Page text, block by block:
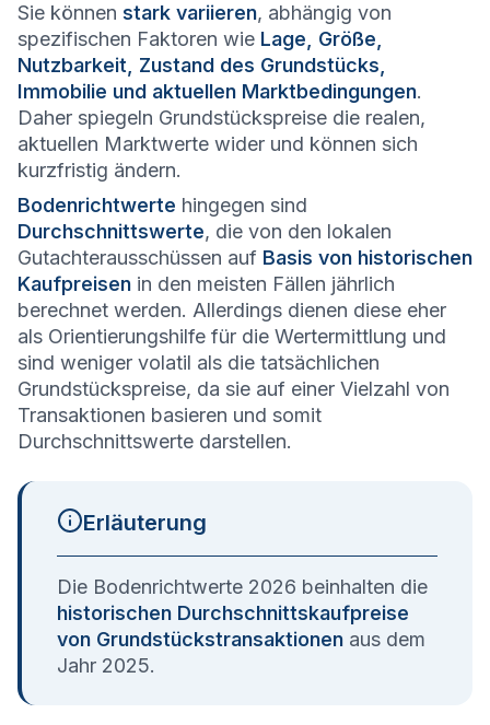
Sie können stark variieren, abhängig von
spezifischen Faktoren wie Lage, Größe,
Nutzbarkeit, Zustand des Grundstücks,
Immobilie und aktuellen Marktbedingungen.
Daher spiegeln Grundstückspreise die realen,
aktuellen Marktwerte wider und können sich
kurzfristig ändern.
Bodenrichtwerte hingegen sind
Durchschnittswerte, die von den lokalen
Gutachterausschüssen auf Basis von historischen
Kaufpreisen in den meisten Fällen jährlich
berechnet werden. Allerdings dienen diese eher
als Orientierungshilfe für die Wertermittlung und
sind weniger volatil als die tatsächlichen
Grundstückspreise, da sie auf einer Vielzahl von
Transaktionen basieren und somit
Durchschnittswerte darstellen.
Erläuterung
Die Bodenrichtwerte 2026 beinhalten die
historischen Durchschnittskaufpreise
von Grundstückstransaktionen aus dem
Jahr 2025.